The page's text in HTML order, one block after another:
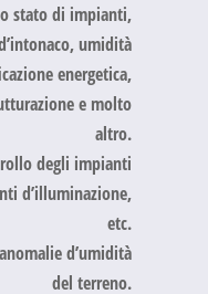
stato di impianti,
umidità
energetica,
e molto
altro.
degli impianti
d’illuminazione,
etc.
d’umidità
del terreno.